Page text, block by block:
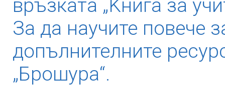
връзката „Kнига за
За да научите повече
допълнителните
„Брошура“.